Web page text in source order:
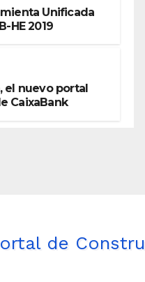
Unificada
HE 2019
el nuevo portal
CaixaBank